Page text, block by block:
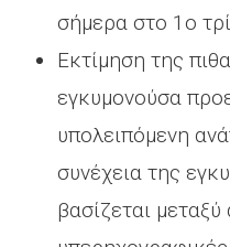
σήμερα στο 1ο
Εκτίμηση της
εγκυμονούσα
υπολειπόμενη
συνέχεια της
βασίζεται